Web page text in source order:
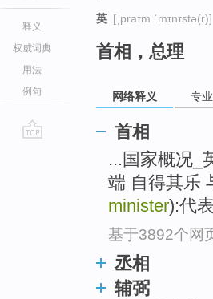
释义
权威词典
用法
例句
英 [ˌpraɪm ˈmɪnɪstə(r)]
首相，总理
网络释义 专
首相
...国家概况_
端 自得其乐
minister):代
基于3892个网
丞相
辅弼